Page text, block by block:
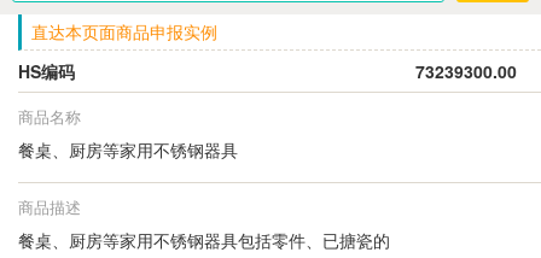
直达本页面商品申报实例
HS编码
73239300.00
商品名称
餐桌、厨房等家用不锈钢器具
商品描述
餐桌、厨房等家用不锈钢器具包括零件、已搪瓷的